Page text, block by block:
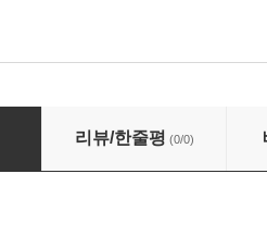
리뷰/한줄평 (0/0)